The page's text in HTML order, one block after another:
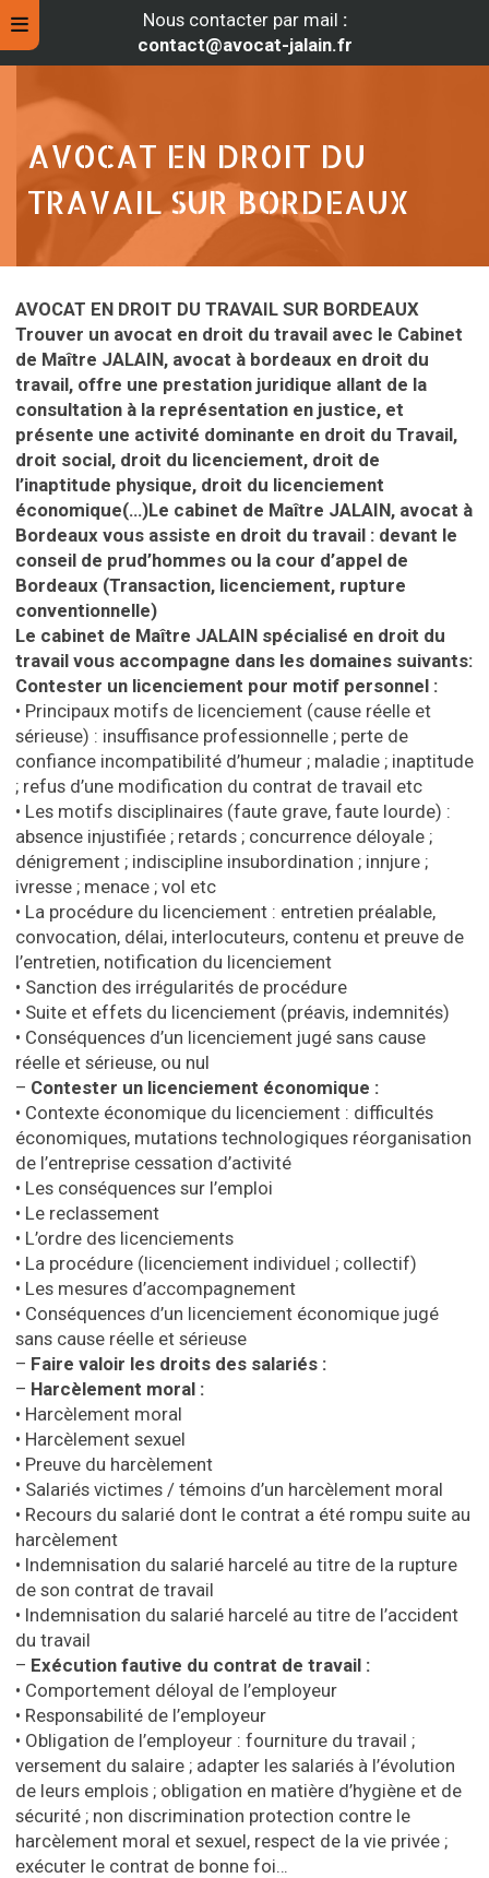
Nous contacter par mail :
contact@avocat-jalain.fr
AVOCAT EN DROIT DU
TRAVAIL SUR BORDEAUX
AVOCAT EN DROIT DU TRAVAIL SUR BORDEAUX
Trouver un avocat en droit du travail avec le Cabinet
de Maître JALAIN, avocat à bordeaux en droit du
travail, offre une prestation juridique allant de la
consultation à la représentation en justice, et
présente une activité dominante en droit du Travail,
droit social, droit du licenciement, droit de
l’inaptitude physique, droit du licenciement
économique(…)Le cabinet de Maître JALAIN, avocat à
Bordeaux vous assiste en droit du travail : devant le
conseil de prud’hommes ou la cour d’appel de
Bordeaux (Transaction, licenciement, rupture
conventionnelle)
Le cabinet de Maître JALAIN spécialisé en droit du
travail vous accompagne dans les domaines suivants:
Contester un licenciement pour motif personnel :
• Principaux motifs de licenciement (cause réelle et
sérieuse) : insuffisance professionnelle ; perte de
confiance incompatibilité d’humeur ; maladie ; inaptitude
; refus d’une modification du contrat de travail etc
• Les motifs disciplinaires (faute grave, faute lourde) :
absence injustifiée ; retards ; concurrence déloyale ;
dénigrement ; indiscipline insubordination ; innjure ;
ivresse ; menace ; vol etc
• La procédure du licenciement : entretien préalable,
convocation, délai, interlocuteurs, contenu et preuve de
l’entretien, notification du licenciement
• Sanction des irrégularités de procédure
• Suite et effets du licenciement (préavis, indemnités)
• Conséquences d’un licenciement jugé sans cause
réelle et sérieuse, ou nul
– Contester un licenciement économique :
• Contexte économique du licenciement : difficultés
économiques, mutations technologiques réorganisation
de l’entreprise cessation d’activité
• Les conséquences sur l’emploi
• Le reclassement
• L’ordre des licenciements
• La procédure (licenciement individuel ; collectif)
• Les mesures d’accompagnement
• Conséquences d’un licenciement économique jugé
sans cause réelle et sérieuse
– Faire valoir les droits des salariés :
– Harcèlement moral :
• Harcèlement moral
• Harcèlement sexuel
• Preuve du harcèlement
• Salariés victimes / témoins d’un harcèlement moral
• Recours du salarié dont le contrat a été rompu suite au
harcèlement
• Indemnisation du salarié harcelé au titre de la rupture
de son contrat de travail
• Indemnisation du salarié harcelé au titre de l’accident
du travail
– Exécution fautive du contrat de travail :
• Comportement déloyal de l’employeur
• Responsabilité de l’employeur
• Obligation de l’employeur : fourniture du travail ;
versement du salaire ; adapter les salariés à l’évolution
de leurs emplois ; obligation en matière d’hygiène et de
sécurité ; non discrimination protection contre le
harcèlement moral et sexuel, respect de la vie privée ;
exécuter le contrat de bonne foi…